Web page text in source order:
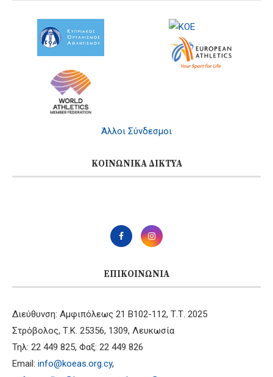
Άλλοι Σύνδεσμοι
ΚΟΙΝΩΝΙΚΆ ΔΊΚΤΥΑ
ΕΠΙΚΟΙΝΩΝΊΑ
Διεύθυνση: Αμφιπόλεως 21 B102-112, Τ.Τ. 2025
Στρόβολος, Τ.Κ. 25356, 1309, Λευκωσία
Τηλ: 22 449 825, Φαξ: 22 449 826
Email: info@koeas.org.cy,